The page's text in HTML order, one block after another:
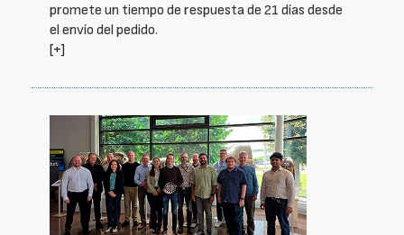
promete un tiempo de respuesta de 21 días desde
el envío del pedido.
[+]